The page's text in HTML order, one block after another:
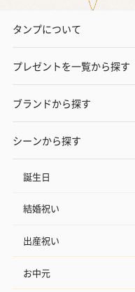
のオイル漬（981円）
タンプについて
プレゼントを一覧から探す
ブランドから探す
シーンから探す
誕生日
結婚祝い
出産祝い
お中元